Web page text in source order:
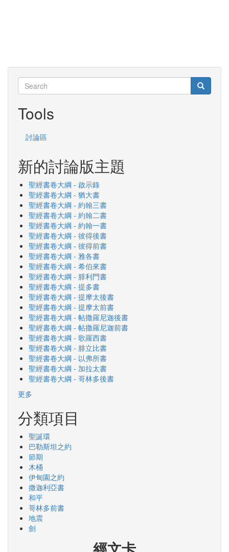
Search
Search Search
Tools
討論區
新的討論版主題
聖經書卷大綱 - 啟示錄
聖經書卷大綱 - 猶大書
聖經書卷大綱 - 約翰三書
聖經書卷大綱 - 約翰二書
聖經書卷大綱 - 約翰一書
聖經書卷大綱 - 彼得後書
聖經書卷大綱 - 彼得前書
聖經書卷大綱 - 雅各書
聖經書卷大綱 - 希伯來書
聖經書卷大綱 - 腓利門書
聖經書卷大綱 - 提多書
聖經書卷大綱 - 提摩太後書
聖經書卷大綱 - 提摩太前書
聖經書卷大綱 - 帖撒羅尼迦後書
聖經書卷大綱 - 帖撒羅尼迦前書
聖經書卷大綱 - 歌羅西書
聖經書卷大綱 - 腓立比書
聖經書卷大綱 - 以弗所書
聖經書卷大綱 - 加拉太書
聖經書卷大綱 - 哥林多後書
更多
分類項目
聖誕環
巴勒斯坦之約
節期
木桶
伊甸園之約
撒迦利亞書
和平
哥林多前書
地震
劍